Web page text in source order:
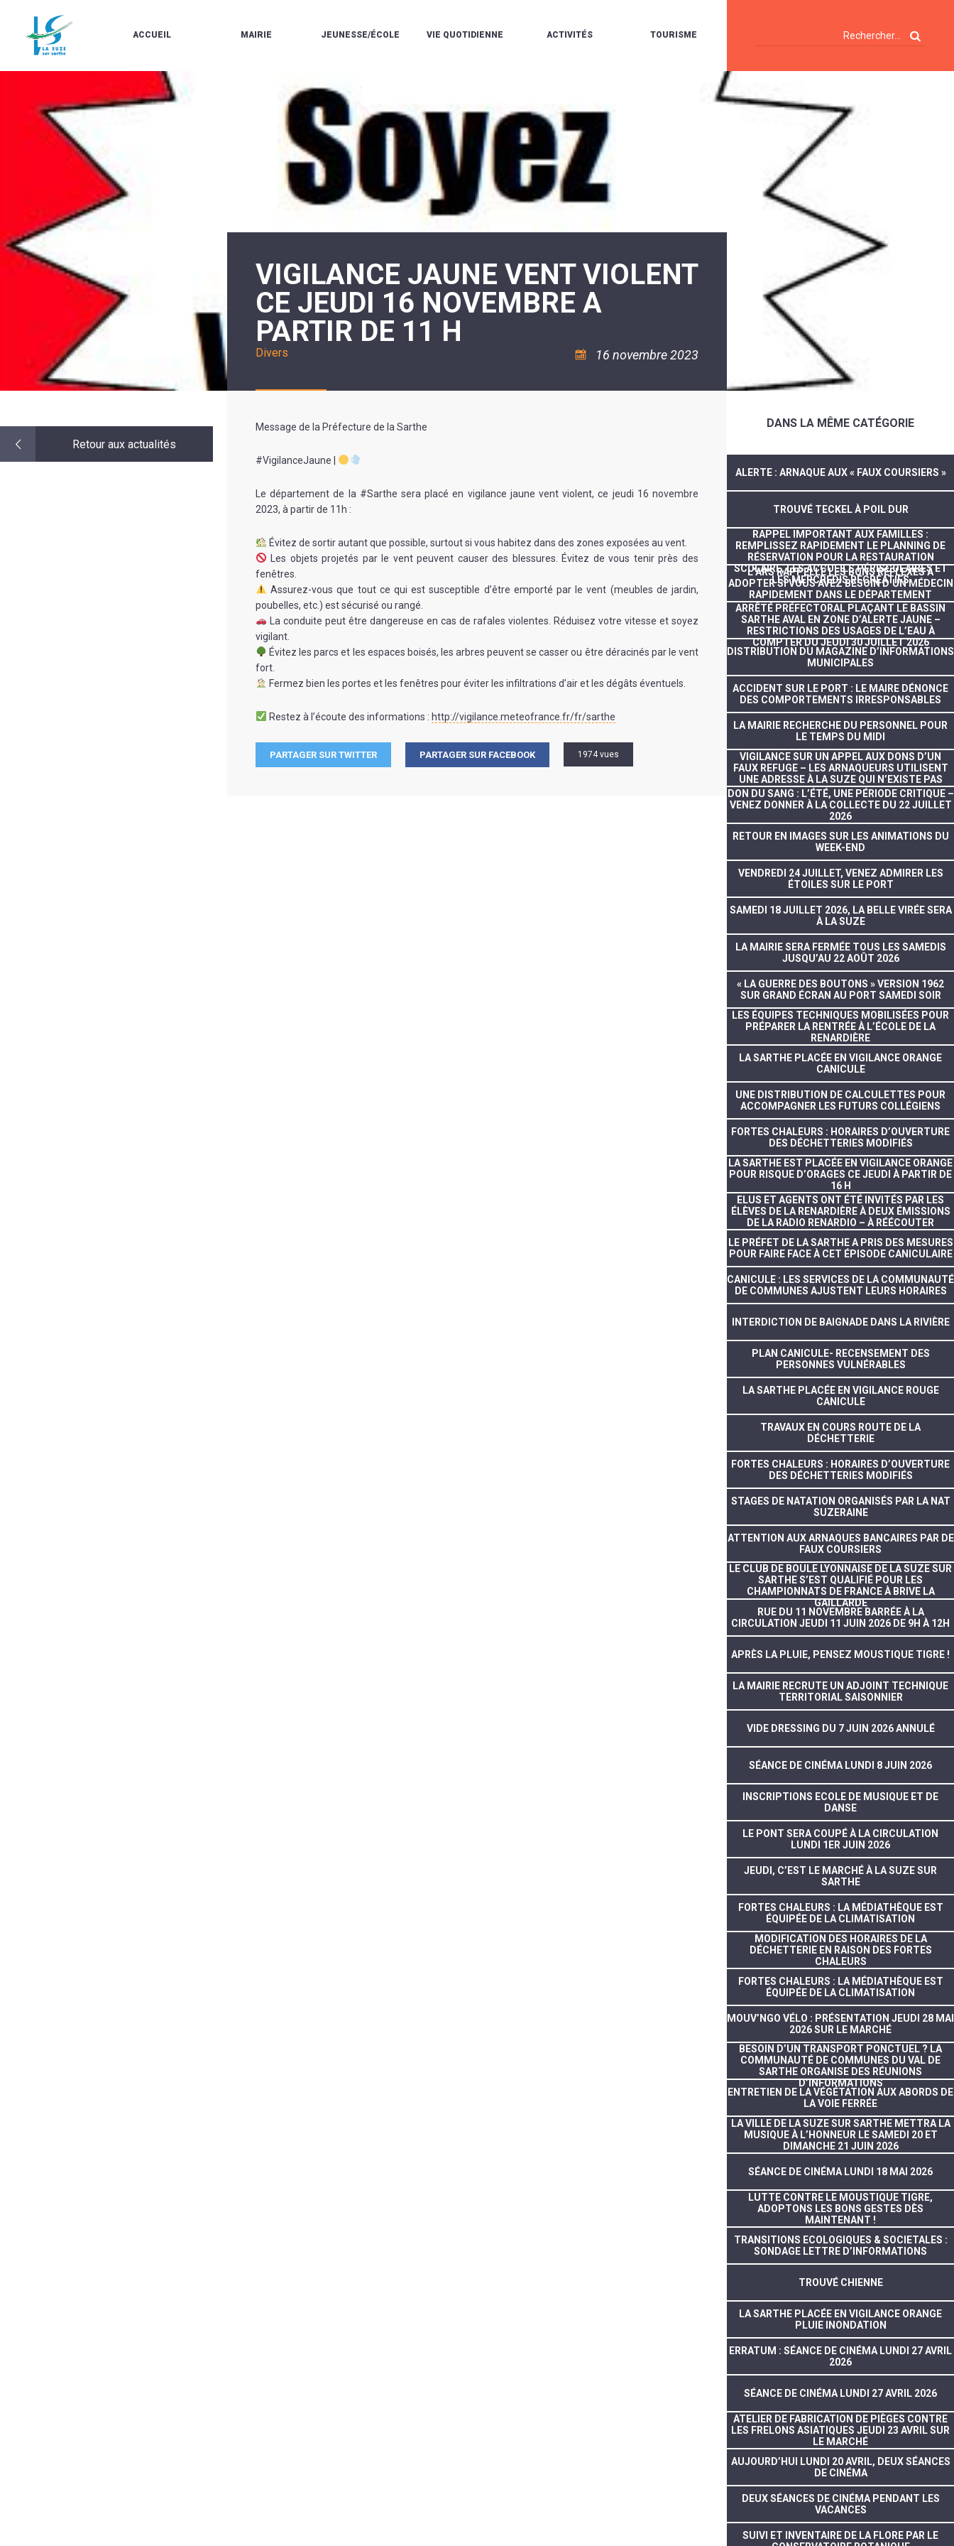
ACCUEIL
À
EN
LIGNE
AGENDA
MAIRIE
RÉUNIONS
MUNICIPAL
DÉCISIONS
MAIRE
LE
MOT
DE
MINORITÉ
JEUNESSE/ÉCOLE
DE
LOISIRS
LE
PÉRISCOLAIRE
/
LES
MERCREDIS
RÉCRÉATIFS
LE
RESTAURANT
SCOLAIRE
LES
LE
JEUNES
18
ANS
ASSOCIATION
VIE QUOTIDIENNE
QUELQUES
RÈGLES
DE
VIE
ENVIRONNEMENT
L'EAU
ET
L'ASSAINISSEMENT
RÉSIDENCE
CCAS
LA
POLICE
MUNICIPALE
/
ACTIVITÉS
COMMUNAUTAIRE
DE
MUSIQUE
COMMUNAUTAIRE
DE
DANSE
PISCINE
ASSOCIATIONS
TOURISME
ET
HALTE
FLUVIALE
VENIR
Retour aux actualités
VIGILANCE JAUNE VENT VIOLENT
CE JEUDI 16 NOVEMBRE A
PARTIR DE 11 H
Divers 16 novembre 2023
Message de la Préfecture de la Sarthe
#VigilanceJaune |
Le département de la #Sarthe sera placé en vigilance jaune vent violent, ce jeudi 16 novembre
2023, à partir de 11h :
Évitez de sortir autant que possible, surtout si vous habitez dans des zones exposées au vent.
Les objets projetés par le vent peuvent causer des blessures. Évitez de vous tenir près des
fenêtres.
Assurez-vous que tout ce qui est susceptible d’être emporté par le vent (meubles de jardin,
poubelles, etc.) est sécurisé ou rangé.
La conduite peut être dangereuse en cas de rafales violentes. Réduisez votre vitesse et soyez
vigilant.
Évitez les parcs et les espaces boisés, les arbres peuvent se casser ou être déracinés par le vent
fort.
Fermez bien les portes et les fenêtres pour éviter les infiltrations d’air et les dégâts éventuels.
Restez à l’écoute des informations : http://vigilance.meteofrance.fr/fr/sarthe
PARTAGER SUR TWITTER PARTAGER SUR FACEBOOK 1974 vues
DANS LA MÊME CATÉGORIE
ALERTE : ARNAQUE AUX « FAUX COURSIERS »
TROUVÉ TECKEL À POIL DUR
RAPPEL IMPORTANT AUX FAMILLES :
REMPLISSEZ RAPIDEMENT LE PLANNING DE
RÉSERVATION POUR LA RESTAURATION
SCOLAIRE, LES ACCUEILS PÉRISCOLAIRES ET
LES MERCREDIS RÉCRÉATIFS
L’ARS RAPPELLE LES BONS RÉFLEXES À
ADOPTER SI VOUS AVEZ BESOIN D’UN MÉDECIN
RAPIDEMENT DANS LE DÉPARTEMENT
ARRÊTÉ PRÉFECTORAL PLAÇANT LE BASSIN
SARTHE AVAL EN ZONE D’ALERTE JAUNE –
RESTRICTIONS DES USAGES DE L’EAU À
COMPTER DU JEUDI 30 JUILLET 2026
DISTRIBUTION DU MAGAZINE D’INFORMATIONS
MUNICIPALES
ACCIDENT SUR LE PORT : LE MAIRE DÉNONCE
DES COMPORTEMENTS IRRESPONSABLES
LA MAIRIE RECHERCHE DU PERSONNEL POUR
LE TEMPS DU MIDI
VIGILANCE SUR UN APPEL AUX DONS D’UN
FAUX REFUGE – LES ARNAQUEURS UTILISENT
UNE ADRESSE À LA SUZE QUI N’EXISTE PAS
DON DU SANG : L’ÉTÉ, UNE PÉRIODE CRITIQUE –
VENEZ DONNER À LA COLLECTE DU 22 JUILLET
2026
RETOUR EN IMAGES SUR LES ANIMATIONS DU
WEEK-END
VENDREDI 24 JUILLET, VENEZ ADMIRER LES
ÉTOILES SUR LE PORT
SAMEDI 18 JUILLET 2026, LA BELLE VIRÉE SERA
À LA SUZE
LA MAIRIE SERA FERMÉE TOUS LES SAMEDIS
JUSQU’AU 22 AOÛT 2026
« LA GUERRE DES BOUTONS » VERSION 1962
SUR GRAND ÉCRAN AU PORT SAMEDI SOIR
LES ÉQUIPES TECHNIQUES MOBILISÉES POUR
PRÉPARER LA RENTRÉE À L’ÉCOLE DE LA
RENARDIÈRE
LA SARTHE PLACÉE EN VIGILANCE ORANGE
CANICULE
UNE DISTRIBUTION DE CALCULETTES POUR
ACCOMPAGNER LES FUTURS COLLÉGIENS
FORTES CHALEURS : HORAIRES D’OUVERTURE
DES DÉCHETTERIES MODIFIÉS
LA SARTHE EST PLACÉE EN VIGILANCE ORANGE
POUR RISQUE D’ORAGES CE JEUDI À PARTIR DE
16 H
ELUS ET AGENTS ONT ÉTÉ INVITÉS PAR LES
ÉLÈVES DE LA RENARDIÈRE À DEUX ÉMISSIONS
DE LA RADIO RENARDIO – À RÉÉCOUTER
LE PRÉFET DE LA SARTHE A PRIS DES MESURES
POUR FAIRE FACE À CET ÉPISODE CANICULAIRE
CANICULE : LES SERVICES DE LA COMMUNAUTÉ
DE COMMUNES AJUSTENT LEURS HORAIRES
INTERDICTION DE BAIGNADE DANS LA RIVIÈRE
PLAN CANICULE- RECENSEMENT DES
PERSONNES VULNÉRABLES
LA SARTHE PLACÉE EN VIGILANCE ROUGE
CANICULE
TRAVAUX EN COURS ROUTE DE LA
DÉCHETTERIE
FORTES CHALEURS : HORAIRES D’OUVERTURE
DES DÉCHETTERIES MODIFIÉS
STAGES DE NATATION ORGANISÉS PAR LA NAT
SUZERAINE
ATTENTION AUX ARNAQUES BANCAIRES PAR DE
FAUX COURSIERS
LE CLUB DE BOULE LYONNAISE DE LA SUZE SUR
SARTHE S’EST QUALIFIÉ POUR LES
CHAMPIONNATS DE FRANCE À BRIVE LA
GAILLARDE
RUE DU 11 NOVEMBRE BARRÉE À LA
CIRCULATION JEUDI 11 JUIN 2026 DE 9H À 12H
APRÈS LA PLUIE, PENSEZ MOUSTIQUE TIGRE !
LA MAIRIE RECRUTE UN ADJOINT TECHNIQUE
TERRITORIAL SAISONNIER
VIDE DRESSING DU 7 JUIN 2026 ANNULÉ
SÉANCE DE CINÉMA LUNDI 8 JUIN 2026
INSCRIPTIONS ECOLE DE MUSIQUE ET DE
DANSE
LE PONT SERA COUPÉ À LA CIRCULATION
LUNDI 1ER JUIN 2026
JEUDI, C’EST LE MARCHÉ À LA SUZE SUR
SARTHE
FORTES CHALEURS : LA MÉDIATHÈQUE EST
ÉQUIPÉE DE LA CLIMATISATION
MODIFICATION DES HORAIRES DE LA
DÉCHETTERIE EN RAISON DES FORTES
CHALEURS
FORTES CHALEURS : LA MÉDIATHÈQUE EST
ÉQUIPÉE DE LA CLIMATISATION
MOUV’NGO VÉLO : PRÉSENTATION JEUDI 28 MAI
2026 SUR LE MARCHÉ
BESOIN D’UN TRANSPORT PONCTUEL ? LA
COMMUNAUTÉ DE COMMUNES DU VAL DE
SARTHE ORGANISE DES RÉUNIONS
D’INFORMATIONS
ENTRETIEN DE LA VÉGÉTATION AUX ABORDS DE
LA VOIE FERRÉE
LA VILLE DE LA SUZE SUR SARTHE METTRA LA
MUSIQUE À L’HONNEUR LE SAMEDI 20 ET
DIMANCHE 21 JUIN 2026
SÉANCE DE CINÉMA LUNDI 18 MAI 2026
LUTTE CONTRE LE MOUSTIQUE TIGRE,
ADOPTONS LES BONS GESTES DÈS
MAINTENANT !
TRANSITIONS ECOLOGIQUES & SOCIETALES :
SONDAGE LETTRE D’INFORMATIONS
TROUVÉ CHIENNE
LA SARTHE PLACÉE EN VIGILANCE ORANGE
PLUIE INONDATION
ERRATUM : SÉANCE DE CINÉMA LUNDI 27 AVRIL
2026
SÉANCE DE CINÉMA LUNDI 27 AVRIL 2026
ATELIER DE FABRICATION DE PIÈGES CONTRE
LES FRELONS ASIATIQUES JEUDI 23 AVRIL SUR
LE MARCHÉ
AUJOURD’HUI LUNDI 20 AVRIL, DEUX SÉANCES
DE CINÉMA
DEUX SÉANCES DE CINÉMA PENDANT LES
VACANCES
SUIVI ET INVENTAIRE DE LA FLORE PAR LE